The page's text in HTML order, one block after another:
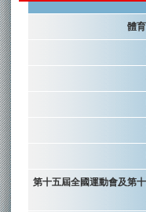
體
第十五屆全國運動會及第